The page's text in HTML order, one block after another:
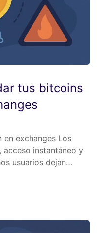
tus bitcoins
en exchanges Los
acceso instantáneo y
usuarios dejan…